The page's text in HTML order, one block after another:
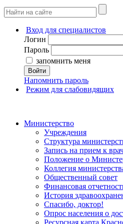
Вход для специалистов
Логин
Пароль
запомнить меня
Войти
Напомнить пароль
Режим для слабовидящих
Министерство
Учреждения
Структура
Запись на прием к
Положение о
Коллегия
Общественный совет
Финансовая
История
Спасибо, доктор!
Опрос населения о
Ресурсная карта